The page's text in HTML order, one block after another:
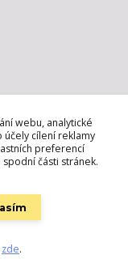
webu, analytické
účely cílení reklamy
preferencí
části stránek.
zde.